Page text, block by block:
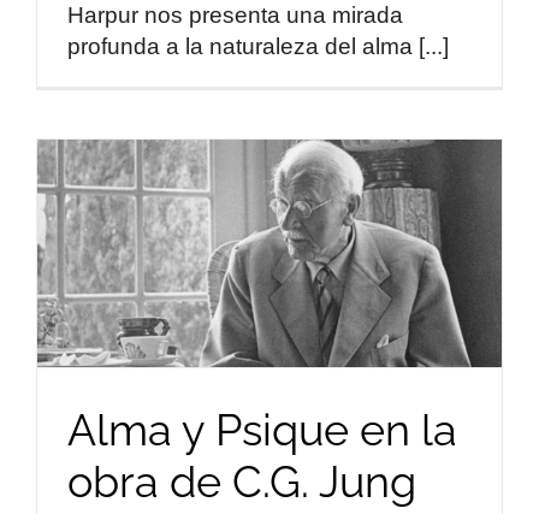
Harpur nos presenta una mirada
profunda a la naturaleza del alma [...]
Alma y Psique en la
obra de C.G. Jung